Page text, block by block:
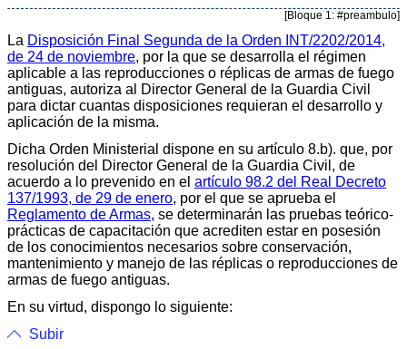
[Bloque 1: #preambulo]
La Disposición Final Segunda de la Orden INT/2202/2014,
de 24 de noviembre, por la que se desarrolla el régimen
aplicable a las reproducciones o réplicas de armas de fuego
antiguas, autoriza al Director General de la Guardia Civil
para dictar cuantas disposiciones requieran el desarrollo y
aplicación de la misma.
Dicha Orden Ministerial dispone en su artículo 8.b). que, por
resolución del Director General de la Guardia Civil, de
acuerdo a lo prevenido en el artículo 98.2 del Real Decreto
137/1993, de 29 de enero, por el que se aprueba el
Reglamento de Armas, se determinarán las pruebas teórico-
prácticas de capacitación que acrediten estar en posesión
de los conocimientos necesarios sobre conservación,
mantenimiento y manejo de las réplicas o reproducciones de
armas de fuego antiguas.
En su virtud, dispongo lo siguiente:
Subir